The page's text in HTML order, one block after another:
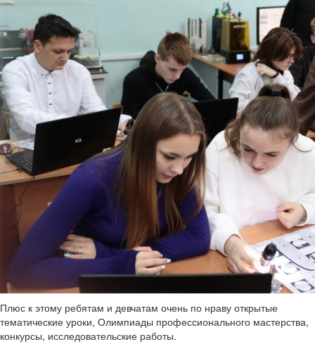
Плюс к этому ребятам и девчатам очень по нраву открытые
тематические уроки, Олимпиады профессионального мастерства,
конкурсы, исследовательские работы.